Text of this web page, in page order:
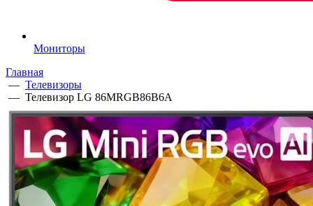
Мониторы
Главная
— Телевизоры
— Телевизор LG 86MRGB86B6A